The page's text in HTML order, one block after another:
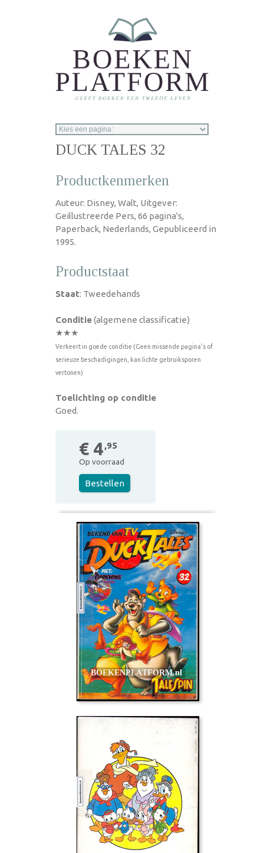
DUCK TALES 32
Productkenmerken
Auteur: Disney, Walt, Uitgever:
Geillustreerde Pers, 66 pagina's,
Paperback, Nederlands, Gepubliceerd in
1995.
Productstaat
Staat: Tweedehands
Conditie(algemene classificatie)
★★★
Verkeert in goede conditie (Geen missende pagina's of
serieuze beschadigingen, kan lichte gebruiksporen
vertonen)
Toelichting op conditie
Goed.
€ 4,95
Op voorraad
Bestellen